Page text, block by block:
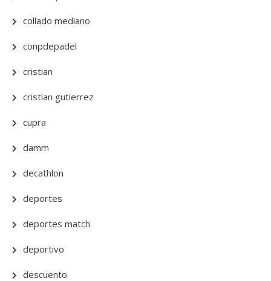
collado mediano
conpdepadel
cristian
cristian gutierrez
cupra
damm
decathlon
deportes
deportes match
deportivo
descuento